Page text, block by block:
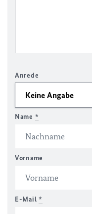
Anrede
Name *
Vorname
E-Mail *